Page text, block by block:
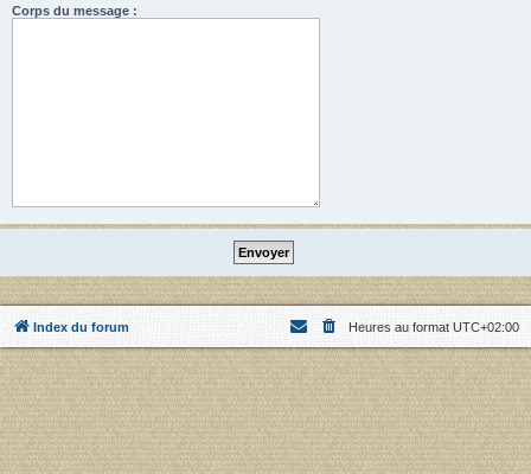
Corps du message :
Index du forum Heures au format UTC+02:00